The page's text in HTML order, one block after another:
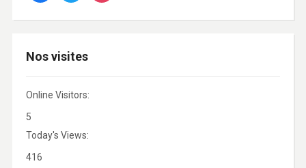
Nos visites
Online Visitors:
5
Today's Views:
416